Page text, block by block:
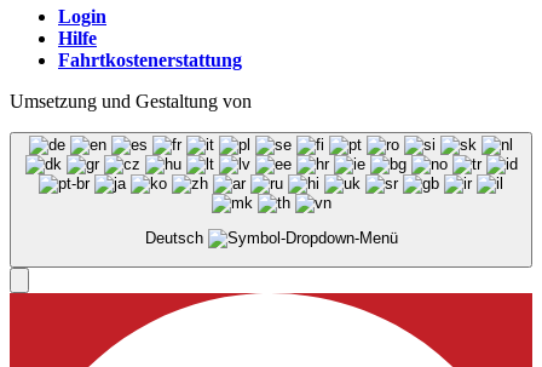
Login
Hilfe
Fahrtkostenerstattung
Umsetzung und Gestaltung von
Deutsch